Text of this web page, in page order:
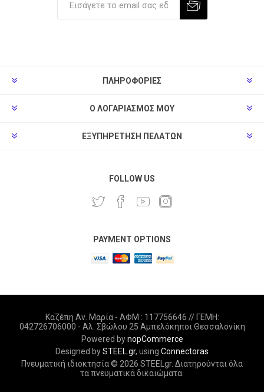
ΠΛΗΡΟΦΟΡΊΕΣ
Ο ΛΟΓΑΡΙΑΣΜΌΣ ΜΟΥ
ΕΞΥΠΗΡΈΤΗΣΗ ΠΕΛΑΤΏΝ
FOLLOW US
PAYMENT OPTIONS
Καζέπη Αν. Μαρία - ΑΦΜ : 117756646 // ΓΕΜΗ:
042726706000 - Αλ. Σβώλου 25 Αμπελόκηποι Θεσσαλονίκη
Powered bynopCommerce
Designed bySTEEL.gr, using Connectoras
Πνευματική ιδιοκτησία © 2026 STEELgr. Διατηρούνται όλα
τα πνευματικά δικαιώματα.